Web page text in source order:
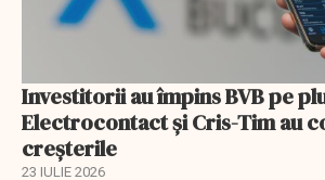
Investitorii au împins BVB pe
Electrocontact și Cris-Tim au
creșterile
23 IULIE 2026